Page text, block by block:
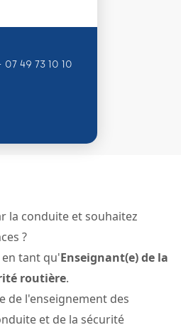
07 49 73 10 10
la conduite et souhaitez
?
tant qu'Enseignant(e) de la
routière.
de l'enseignement des
et de la sécurité